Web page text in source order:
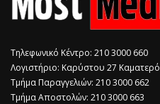
Τηλεφωνικό Κέντρο: 210 3000 660
Λογιστήριο: Καρύστου 27 Καματερό
Τμήμα Παραγγελιών: 210 3000 662
Τμήμα Αποστολών: 210 3000 663